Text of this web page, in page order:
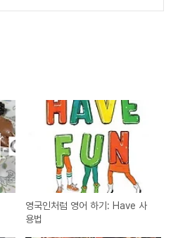
영국인처럼 영어 하기: Have 사
용법